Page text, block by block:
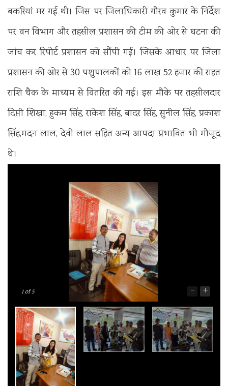
बकरियां मर गई थी। जिस पर जिलाधिकारी गौरव कुमार के निर्देश
पर वन विभाग और तहसील प्रशासन की टीम की ओर से घटना की
जांच कर रिपोर्ट प्रशासन को सौंपी गई। जिसके आधार पर जिला
प्रशासन की ओर से 30 पशुपालकों को 16 लाख 52 हजार की राहत
राशि चैक के माध्यम से वितरित की गई। इस मौके पर तहसीलदार
दिप्ती शिखा, हुकम सिंह, राकेश सिंह, बादर सिंह, सुनील सिंह, प्रकाश
सिंह,मदन लाल, देवी लाल सहित अन्य आपदा प्रभावित भी मौजूद
थे।
1of 5 - +